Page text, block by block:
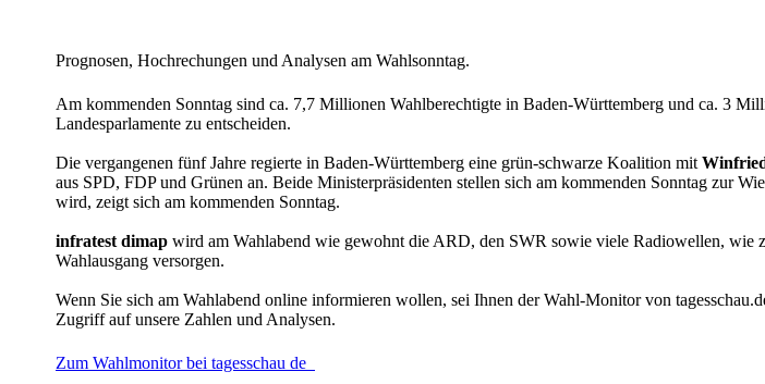
Prognosen, Hochrechungen und Analysen am Wahlsonntag.
Am kommenden Sonntag sind ca. 7,7 Millionen Wahlberechtigte in Baden-Württemberg und ca. 3
Landesparlamente zu entscheiden.
Die vergangenen fünf Jahre regierte in Baden-Württemberg eine grün-schwarze Koalition mit
aus SPD, FDP und Grünen an. Beide Ministerpräsidenten stellen sich am kommenden Sonntag zur
wird, zeigt sich am kommenden Sonntag.
infratest dimap wird am Wahlabend wie gewohnt die ARD, den SWR sowie viele Radiowellen, wie
Wahlausgang versorgen.
Wenn Sie sich am Wahlabend online informieren wollen, sei Ihnen der Wahl-Monitor von
Zugriff auf unsere Zahlen und Analysen.
Zum Wahlmonitor bei tagesschau de